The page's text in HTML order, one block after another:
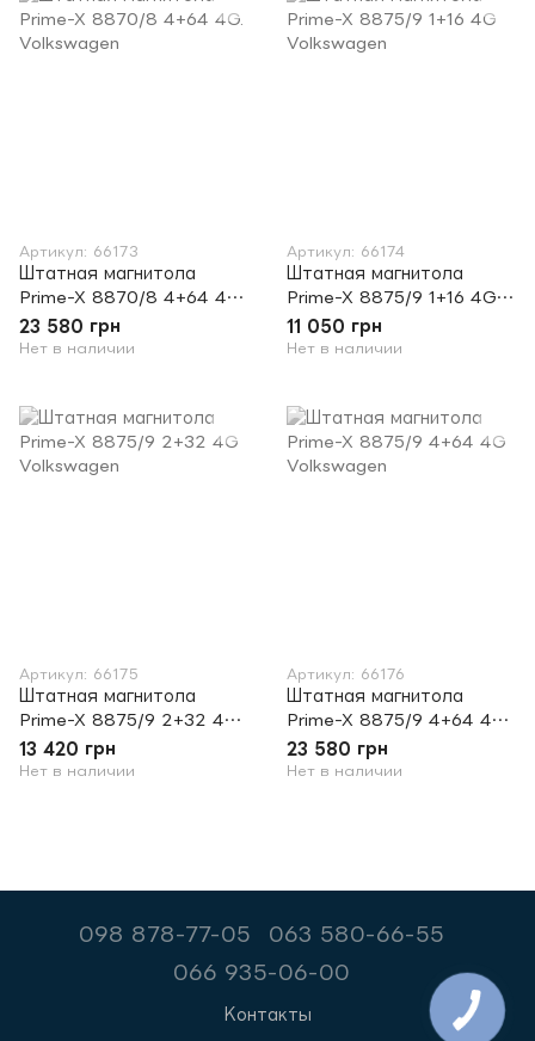
Артикул: 66173
Штатная магнитола
Prime-X 8870/8 4+64 4G.
Volkswagen
23 580 грн
Нет в наличии
Артикул: 66174
Штатная магнитола
Prime-X 8875/9 1+16 4G
Volkswagen
11 050 грн
Нет в наличии
Артикул: 66175
Штатная магнитола
Prime-X 8875/9 2+32 4G
Volkswagen
13 420 грн
Нет в наличии
Артикул: 66176
Штатная магнитола
Prime-X 8875/9 4+64 4G
Volkswagen
23 580 грн
Нет в наличии
098 878-77-05
063 580-66-55
066 935-06-00
Контакты